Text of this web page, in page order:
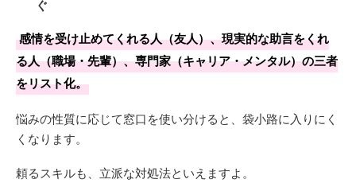
ぐ
感情を受け止めてくれる人（友人）、現実的な助言をくれ
る人（職場・先輩）、専門家（キャリア・メンタル）の三者
をリスト化。
悩みの性質に応じて窓口を使い分けると、袋小路に入りにく
くなります。
頼るスキルも、立派な対処法といえますよ。